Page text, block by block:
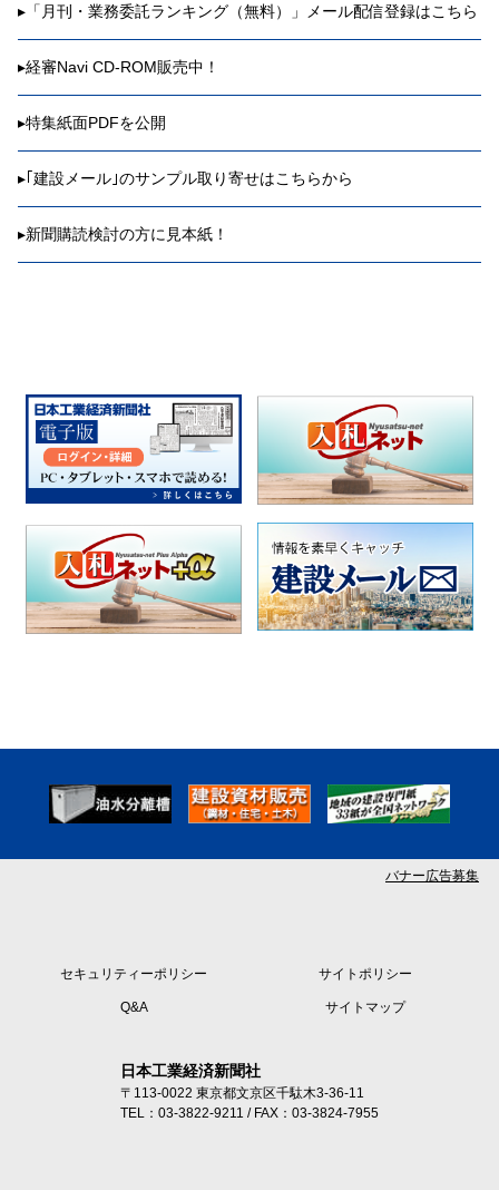
▸ 「月刊・業務委託ランキング（無料）」メール配信登録はこちら
▸経審Navi CD-ROM販売中！
▸特集紙面PDFを公開
▸ ｢建設メール｣のサンプル取り寄せはこちらから
▸新聞購読検討の方に見本紙！
バナー広告募集
セキュリティーポリシー サイトポリシー
Q&A サイトマップ
日本工業経済新聞社
〒113-0022 東京都文京区千駄木3-36-11
TEL：03-3822-9211 / FAX：03-3824-7955